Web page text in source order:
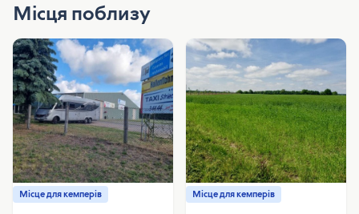
Місця поблизу
Місце для кемперів Місце для кемперів